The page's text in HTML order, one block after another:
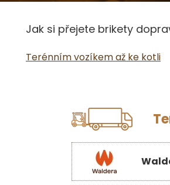
Jak si přejete brikety
Terénním vozíkem až ke kotli